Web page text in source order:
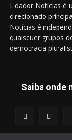
Lidador Notícias é
direcionado
Notícias é
quaisquer grupos
democracia
Saiba onde